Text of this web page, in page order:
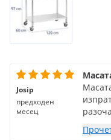
Josip
предходен
месец